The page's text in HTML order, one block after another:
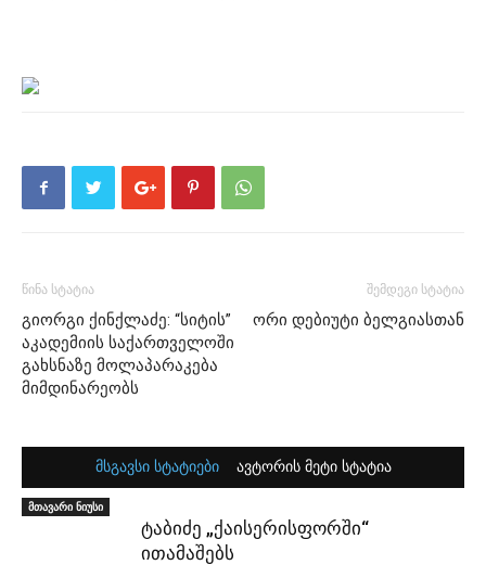
წინა სტატია
გიორგი ქინქლაძე: “სიტის”
აკადემიის საქართველოში
გახსნაზე მოლაპარაკება
მიმდინარეობს
შემდეგი სტატია
ორი დებიუტი ბელგიასთან
მსგავსი სტატიები ავტორის მეტი სტატია
მთავარი ნიუსი
ტაბიძე „ქაისერისფორში“
ითამაშებს